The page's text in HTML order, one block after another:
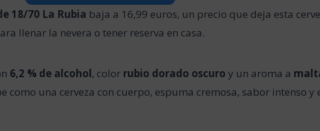
18/70 La Rubia baja a 16,99 euros, un precio que deja esta
llenar la nevera o tener reserva en casa.
6,2 % de alcohol, color rubio dorado oscuro y un aroma a
como una cerveza con cuerpo, espuma cremosa, sabor intenso y